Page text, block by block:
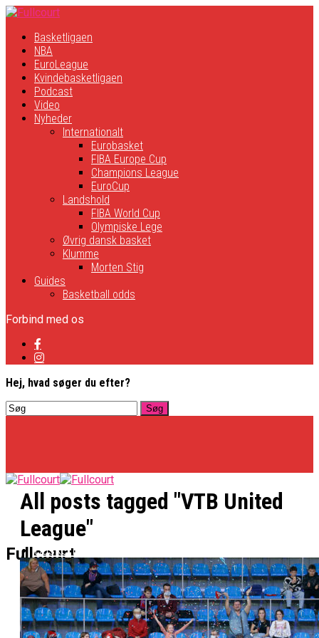
Basketligaen
NBA
EuroLeague
Kvindebasketligaen
Podcast
Video
Nyheder
Internationalt
Eurobasket
FIBA Europe Cup
Champions League
EuroCup
Landshold
FIBA World Cup
Olympiske Lege
Øvrig dansk basket
Klumme
Morten Stig
Guides
Basketball odds
Forbind med os
Hej, hvad søger du efter?
Fullcourt
Basketligaen
Officielt: Vejen Gafler Dansker Hos Rabbits
NBA
All posts tagged "VTB United
League"